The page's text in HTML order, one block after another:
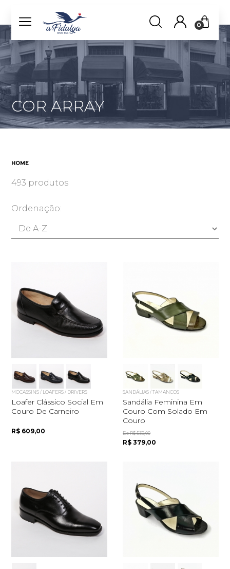
0
COR ARRAY
HOME
493 produtos
Ordenação:
MOCASSINS / LOAFERS / DRIVERS
Loafer Clássico Social Em
Couro De Carneiro
R$ 609,00
SANDÁLIAS / TAMANCOS
Sandália Feminina Em
Couro Com Solado Em
Couro
De R$ 539,00
R$ 379,00